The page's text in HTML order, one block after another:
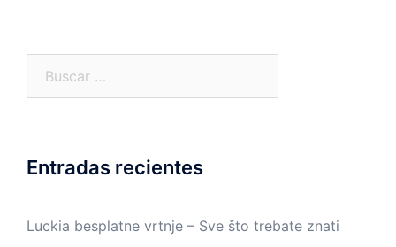
Entradas recientes
Luckia besplatne vrtnje – Sve što trebate znati